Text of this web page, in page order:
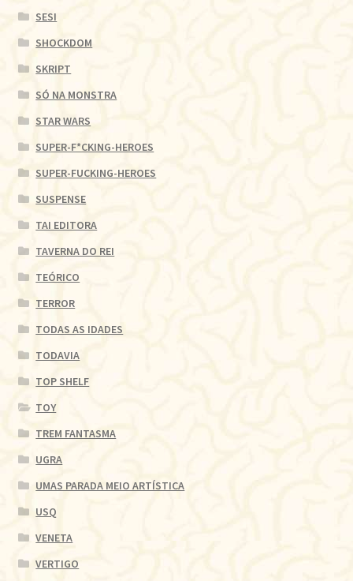
SESI
SHOCKDOM
SKRIPT
SÓ NA MONSTRA
STAR WARS
SUPER-F*CKING-HEROES
SUPER-FUCKING-HEROES
SUSPENSE
TAI EDITORA
TAVERNA DO REI
TEÓRICO
TERROR
TODAS AS IDADES
TODAVIA
TOP SHELF
TOY
TREM FANTASMA
UGRA
UMAS PARADA MEIO ARTÍSTICA
USQ
VENETA
VERTIGO